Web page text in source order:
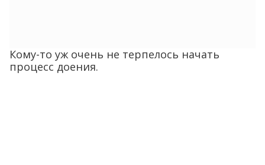
Кому-то уж очень не терпелось начать
процесс доения.